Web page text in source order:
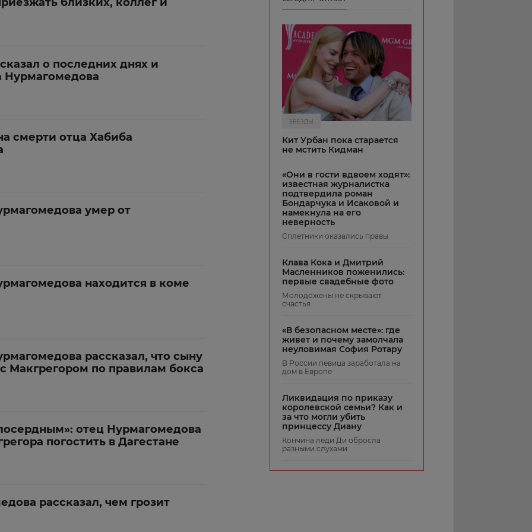
о последних днях и
Нурмагомедова
смерти отца Хабиба
умер от
находится в коме
рассказал, что сыну
Макгрегором по правилам бокса
отец Нурмагомедова
погостить в Дагестане
рассказал, чем грозит
ЗВЕЗДЫ
Кит Урбан пока старается
не мстить Кидман
«Они в гости вдвоем ходят»:
известная журналистка
подтвердила роман
Бондарчука и Исаковой и
намекнула на его
неверность
Сплетники оказались правы
Клава Кока и Дмитрий
Масленников поженились:
первые свадебные фото
Молодожены не скрывают
счастья
«В безопасном месте»: где
живет и почему замолчала
неуловимая София Ротару
В России певица заработала на
дом в Европе
Ликвидация по приказу
королевской семьи? Как и
за что могли убить
принцессу Диану
Кончина леди Ди обросла
разными слухами